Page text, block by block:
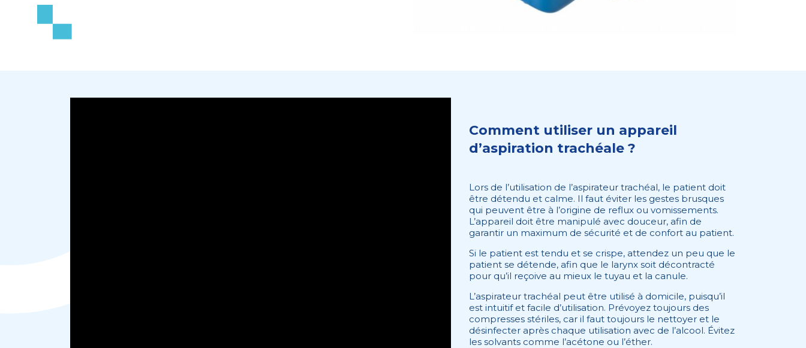
Comment utiliser un appareil
d’aspiration trachéale ?
Lors de l’utilisation de l’aspirateur trachéal, le patient doit
être détendu et calme. Il faut éviter les gestes brusques
qui peuvent être à l’origine de reflux ou vomissements.
L’appareil doit être manipulé avec douceur, afin de
garantir un maximum de sécurité et de confort au patient.
Si le patient est tendu et se crispe, attendez un peu que le
patient se détende, afin que le larynx soit décontracté
pour qu’il reçoive au mieux le tuyau et la canule.
L’aspirateur trachéal peut être utilisé à domicile, puisqu’il
est intuitif et facile d’utilisation. Prévoyez toujours des
compresses stériles, car il faut toujours le nettoyer et le
désinfecter après chaque utilisation avec de l’alcool. Évitez
les solvants comme l’acétone ou l’éther.